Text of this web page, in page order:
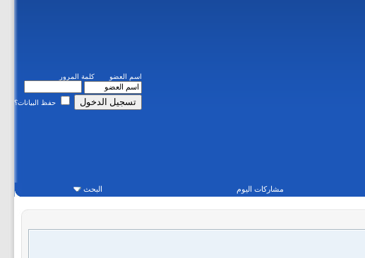
اسم العضو كلمة المرور
حفظ البيانات؟
مشاركات اليوم البحث